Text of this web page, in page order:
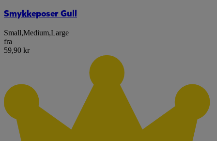
Smykkeposer Gull
Small,Medium,Large
fra
59,90 kr